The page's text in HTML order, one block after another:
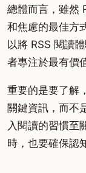
總體而言，雖然
和焦慮的最佳方
以將 RSS 閱讀
者專注於最有價
重要的是要了解
關鍵資訊，而不
入閱讀的習慣至
時，也要確保認